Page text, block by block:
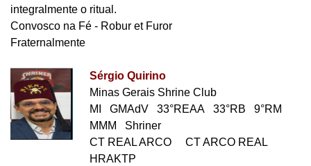
integralmente o ritual.
Convosco na Fé - Robur et Furor
Fraternalmente
Sérgio Quirino
Minas Gerais Shrine Club
MI GMAdV 33°REAA 33°RB 9°RM
MMM Shriner
CT REAL ARCO CT ARCO REAL
HRAKTP